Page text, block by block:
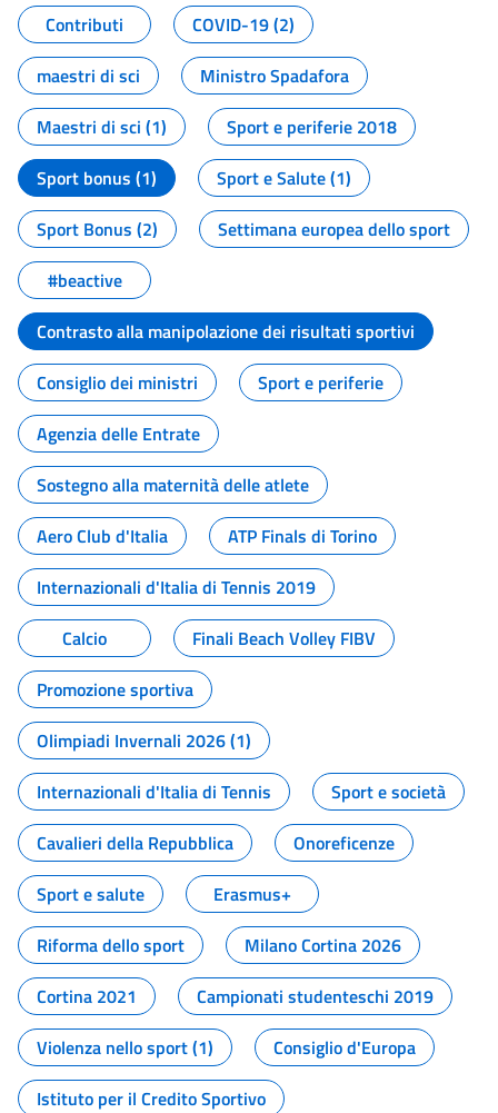
Contributi
COVID-19 (2)
maestri di sci
Ministro Spadafora
Maestri di sci (1)
Sport e periferie 2018
Sport bonus (1)
Sport e Salute (1)
Sport Bonus (2)
Settimana europea dello sport
#beactive
Contrasto alla manipolazione dei risultati sportivi
Consiglio dei ministri
Sport e periferie
Agenzia delle Entrate
Sostegno alla maternità delle atlete
Aero Club d'Italia
ATP Finals di Torino
Internazionali d'Italia di Tennis 2019
Calcio
Finali Beach Volley FIBV
Promozione sportiva
Olimpiadi Invernali 2026 (1)
Internazionali d'Italia di Tennis
Sport e società
Cavalieri della Repubblica
Onoreficenze
Sport e salute
Erasmus+
Riforma dello sport
Milano Cortina 2026
Cortina 2021
Campionati studenteschi 2019
Violenza nello sport (1)
Consiglio d'Europa
Istituto per il Credito Sportivo